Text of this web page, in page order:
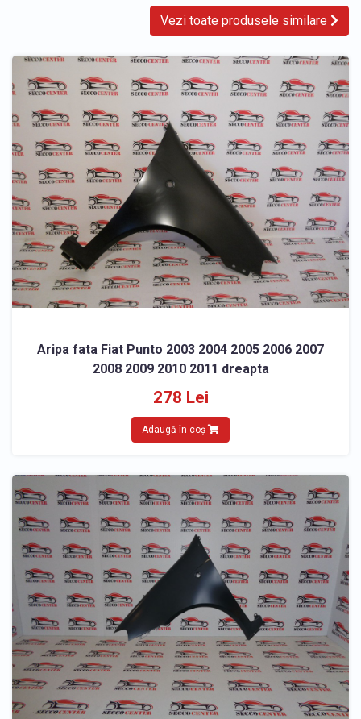
Vezi toate produsele similare
Aripa fata Fiat Punto 2003 2004 2005 2006 2007
2008 2009 2010 2011 dreapta
278 Lei
Adaugă în coș